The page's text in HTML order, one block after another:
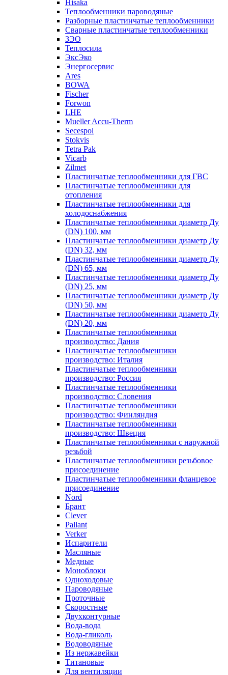
Hisaka
Теплообменники пароводяные
Разборные пластинчатые теплообменники
Сварные пластинчатые теплообменники
ЗЭО
Теплосила
ЭксЭко
Энергосервис
Ares
BOWA
Fischer
Forwon
LHE
Mueller Accu-Therm
Secespol
Stokvis
Tetra Pak
Vicarb
Zilmet
Пластинчатые теплообменники для ГВС
Пластинчатые теплообменники для
отопления
Пластинчатые теплообменники для
холодоснабжения
Пластинчатые теплообменники диаметр Ду
(DN) 100, мм
Пластинчатые теплообменники диаметр Ду
(DN) 32, мм
Пластинчатые теплообменники диаметр Ду
(DN) 65, мм
Пластинчатые теплообменники диаметр Ду
(DN) 25, мм
Пластинчатые теплообменники диаметр Ду
(DN) 50, мм
Пластинчатые теплообменники диаметр Ду
(DN) 20, мм
Пластинчатые теплообменники
производство: Дания
Пластинчатые теплообменники
производство: Италия
Пластинчатые теплообменники
производство: Россия
Пластинчатые теплообменники
производство: Словения
Пластинчатые теплообменники
производство: Финляндия
Пластинчатые теплообменники
производство: Швеция
Пластинчатые теплообменники с наружной
резьбой
Пластинчатые теплообменники резьбовое
присоединение
Пластинчатые теплообменники фланцевое
присоединение
Nord
Брант
Clever
Pallant
Verker
Испарители
Масляные
Медные
Моноблоки
Одноходовые
Пароводяные
Проточные
Скоростные
Двухконтурные
Вода-вода
Вода-гликоль
Водоводяные
Из нержавейки
Титановые
Для вентиляции